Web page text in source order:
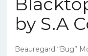
by S.A
Beauregard